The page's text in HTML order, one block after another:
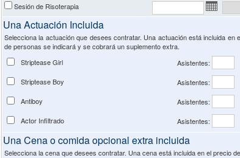
Sesión de Risoterapia
Una Actuación Incluida
Selecciona la actuación que desees contratar. Una actuación está incluida
de personas se indicará y se cobrará un suplemento extra.
Striptease Girl
Asistentes:
Striptease Boy
Asistentes:
Antiboy
Asistentes:
Actor Infiltrado
Asistentes:
Una Cena o comida opcional extra incluida
Selecciona la cena que desees contratar. Una cena está incluida en el precio